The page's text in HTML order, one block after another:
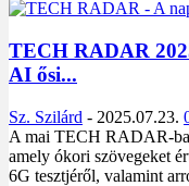
TECH RADAR
AI ősi...
Sz. Szilárd - 2025.07.23.
A mai TECH RADAR-
amely ókori szövegeket
6G tesztjéről, valamint